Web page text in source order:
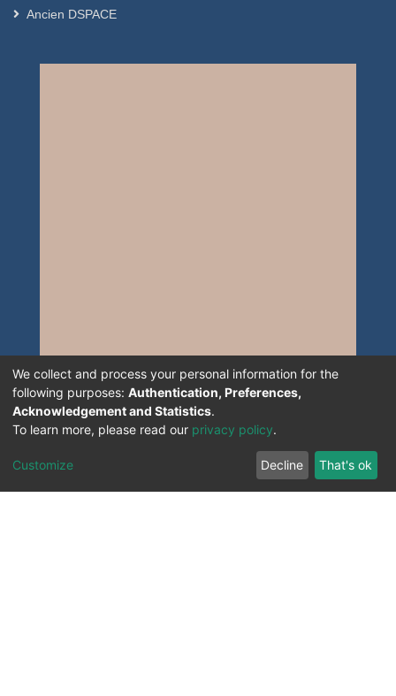
Ancien DSPACE
We collect and process your personal information for the
following purposes: Authentication, Preferences,
Acknowledgement and Statistics.
To learn more, please read our privacy policy.
Customize Decline That's ok